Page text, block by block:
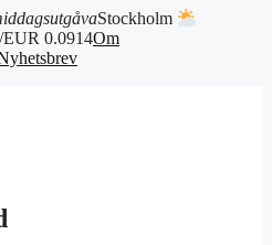
Stockholm
0.0914Om